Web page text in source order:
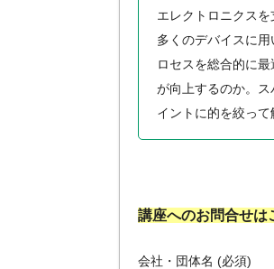
エレクトロニクス
多くのデバイスに
ロセスを総合的に
が向上するのか。
イントに的を絞って
講座へのお問合せは
会社・団体名 (必須)